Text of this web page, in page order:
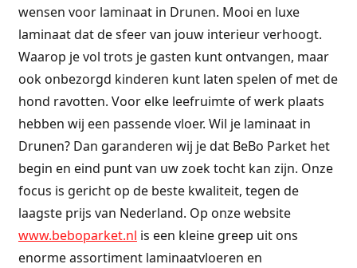
wensen voor laminaat in Drunen. Mooi en luxe
laminaat dat de sfeer van jouw interieur verhoogt.
Waarop je vol trots je gasten kunt ontvangen, maar
ook onbezorgd kinderen kunt laten spelen of met de
hond ravotten. Voor elke leefruimte of werk plaats
hebben wij een passende vloer. Wil je laminaat in
Drunen? Dan garanderen wij je dat BeBo Parket het
begin en eind punt van uw zoek tocht kan zijn. Onze
focus is gericht op de beste kwaliteit, tegen de
laagste prijs van Nederland. Op onze website
www.beboparket.nl is een kleine greep uit ons
enorme assortiment laminaatvloeren en